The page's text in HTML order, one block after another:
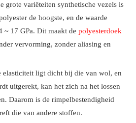
grote variëteiten synthetische vezels is
de hoogste, en de waarde
~ 17 GPa. Dit maakt de polyesterdoek
vervorming, zonder aliasing en
elasticiteit ligt dicht bij die van wol, en
uitgerekt, kan het zich na het lossen
Daarom is de rimpelbestendigheid
die van andere stoffen.